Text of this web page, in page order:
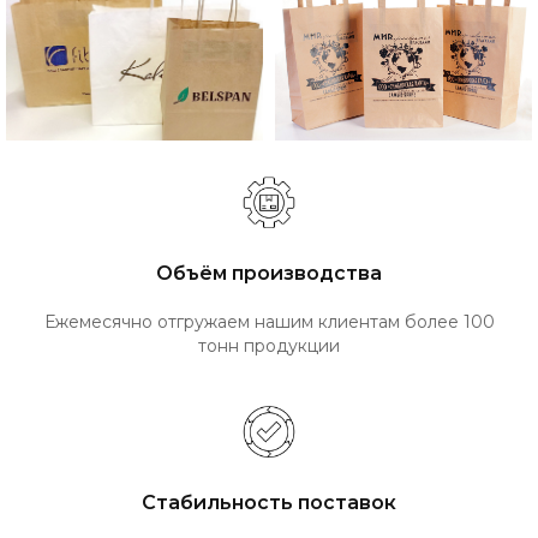
Объём производства
Ежемесячно отгружаем нашим клиентам более 100
тонн продукции
Стабильность поставок